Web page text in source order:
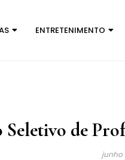
ENTRETENIMENTO
Seletivo de
junho